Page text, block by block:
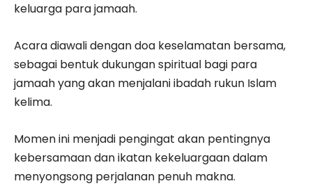
keluarga para jamaah.
Acara diawali dengan doa keselamatan bersama,
sebagai bentuk dukungan spiritual bagi para
jamaah yang akan menjalani ibadah rukun Islam
kelima.
Momen ini menjadi pengingat akan pentingnya
kebersamaan dan ikatan kekeluargaan dalam
menyongsong perjalanan penuh makna.